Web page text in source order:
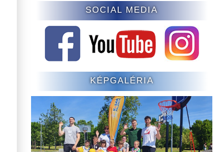
SOCIAL MEDIA
KÉPGALÉRIA